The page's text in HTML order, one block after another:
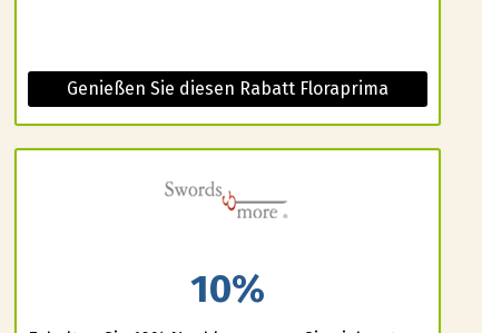
Genießen Sie diesen Rabatt Floraprima
10%